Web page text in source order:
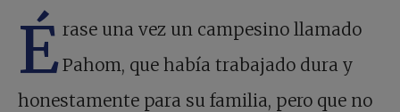
Érase una vez un campesino llamado
Pahom, que había trabajado dura y
honestamente para su familia, pero que no